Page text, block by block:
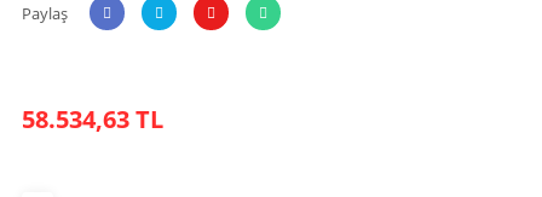
Paylaş
58.534,63 TL